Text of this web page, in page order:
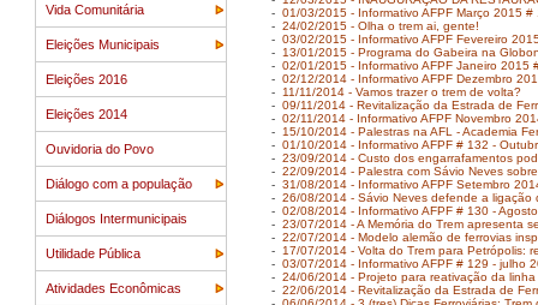
Vida Comunitária
Eleições Municipais
Eleições 2016
Eleições 2014
Ouvidoria do Povo
Diálogo com a população
Diálogos Intermunicipais
Utilidade Pública
Atividades Econômicas
- 01/03/2015 - Informativo AFPF Março 2015 #
- 24/02/2015 - Olha o trem ai, gente!
- 03/02/2015 - Informativo AFPF Fevereiro
- 13/01/2015 - Programa do Gabeira na
- 02/01/2015 - Informativo AFPF Janeiro 2015
- 02/12/2014 - Informativo AFPF Dezembro
- 11/11/2014 - Vamos trazer o trem de volta?
- 09/11/2014 - Revitalização da Estrada de
- 02/11/2014 - Informativo AFPF Novembro
- 15/10/2014 - Palestras na AFL - Academia
- 01/10/2014 - Informativo AFPF # 132 -
- 23/09/2014 - Custo dos engarrafamentos
- 22/09/2014 - Palestra com Sávio Neves
- 31/08/2014 - Informativo AFPF Setembro
- 26/08/2014 - Sávio Neves defende a ligação
- 02/08/2014 - Informativo AFPF # 130 -
- 23/07/2014 - A Memória do Trem apresenta
- 22/07/2014 - Modelo alemão de ferrovias
- 17/07/2014 - Volta do Trem para Petrópolis:
- 03/07/2014 - Informativo AFPF # 129 - julho
- 24/06/2014 - Projeto para reativação da
- 22/06/2014 - Revitalização da Estrada de